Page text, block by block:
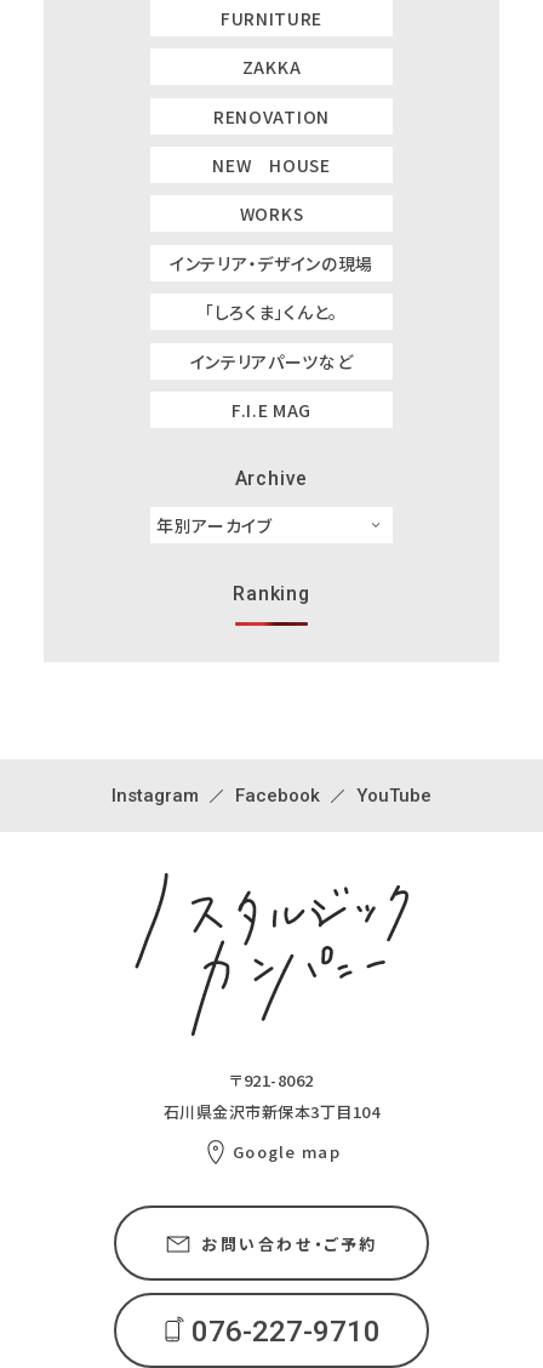
FURNITURE
ZAKKA
RENOVATION
NEW HOUSE
WORKS
インテリア・デザインの現場
「しろくま」くんと。
インテリアパーツなど
F.I.E MAG
Archive
Ranking
Instagram Facebook YouTube
〒921-8062
石川県金沢市新保本3丁目104
Google map
お問い合わせ・ご予約
076-227-9710